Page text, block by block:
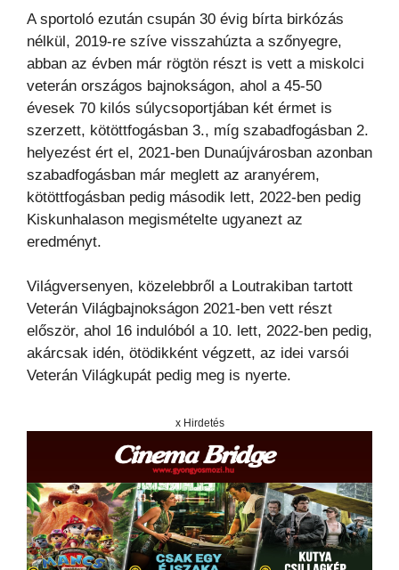
A sportoló ezután csupán 30 évig bírta birkózás
nélkül, 2019-re szíve visszahúzta a szőnyegre,
abban az évben már rögtön részt is vett a miskolci
veterán országos bajnokságon, ahol a 45-50
évesek 70 kilós súlycsoportjában két érmet is
szerzett, kötöttfogásban 3., míg szabadfogásban 2.
helyezést ért el, 2021-ben Dunaújvárosban azonban
szabadfogásban már meglett az aranyérem,
kötöttfogásban pedig második lett, 2022-ben pedig
Kiskunhalason megismételte ugyanezt az
eredményt.
Világversenyen, közelebbről a Loutrakiban tartott
Veterán Világbajnokságon 2021-ben vett részt
először, ahol 16 indulóból a 10. lett, 2022-ben pedig,
akárcsak idén, ötödikként végzett, az idei varsói
Veterán Világkupát pedig meg is nyerte.
x Hirdetés